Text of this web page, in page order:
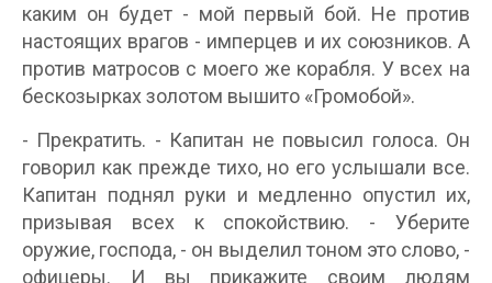
каким он будет - мой первый бой. Не против
настоящих врагов - имперцев и их союзников. А
против матросов с моего же корабля. У всех на
бескозырках золотом вышито «Громобой».
- Прекратить. - Капитан не повысил голоса. Он
говорил как прежде тихо, но его услышали все.
Капитан поднял руки и медленно опустил их,
призывая всех к спокойствию. - Уберите
оружие, господа, - он выделил тоном это слово, -
офицеры. И вы прикажите своим людям